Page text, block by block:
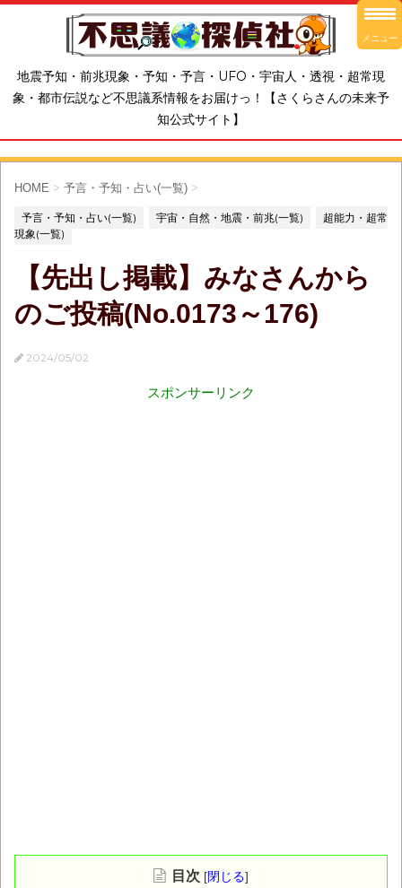
地震予知・前兆現象・予知・予言・UFO・宇宙人・透視・超常現
象・都市伝説など不思議系情報をお届けっ！【さくらさんの未来予
知公式サイト】
HOME > 予言・予知・占い(一覧) >
予言・予知・占い(一覧) 宇宙・自然・地震・前兆(一覧)
超能力・超常
現象(一覧)
【先出し掲載】みなさんから
のご投稿(No.0173～176)
2024/05/02
スポンサーリンク
目次 [閉じる]
メニュー